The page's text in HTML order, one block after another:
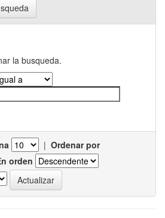
la busqueda.
| Ordenar por
orden